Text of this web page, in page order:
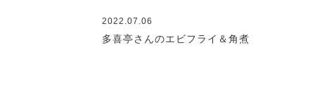
2022.07.06
多喜亭さんのエビフライ＆角煮